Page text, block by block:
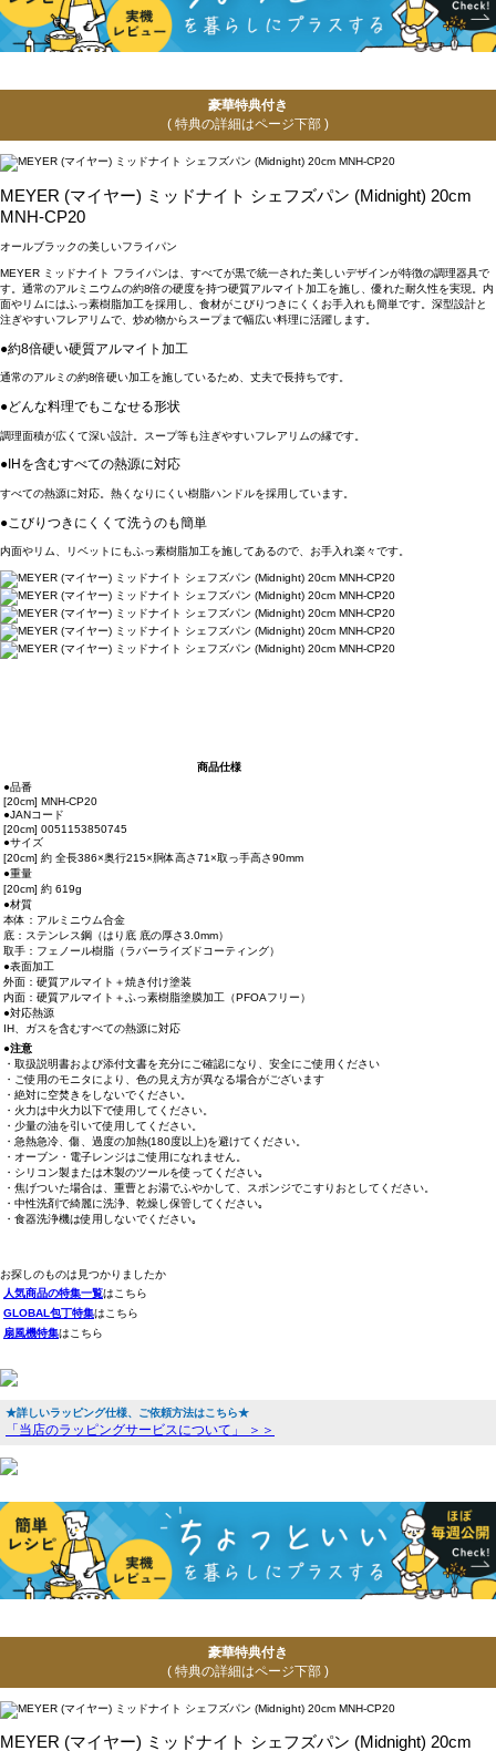
豪華特典付き
( 特典の詳細はページ下部 )
MEYER (マイヤー) ミッドナイト シェフズパン (Midnight) 20cm
MNH-CP20
オールブラックの美しいフライパン
MEYER ミッドナイト フライパンは、すべてが黒で統一された美しいデザインが特徴の調理器具で
す。通常のアルミニウムの約8倍の硬度を持つ硬質アルマイト加工を施し、優れた耐久性を実現。内
面やリムにはふっ素樹脂加工を採用し、食材がこびりつきにくくお手入れも簡単です。深型設計と
注ぎやすいフレアリムで、炒め物からスープまで幅広い料理に活躍します。
●約8倍硬い硬質アルマイト加工
通常のアルミの約8倍硬い加工を施しているため、丈夫で長持ちです。
●どんな料理でもこなせる形状
調理面積が広くて深い設計。スープ等も注ぎやすいフレアリムの縁です。
●IHを含むすべての熱源に対応
すべての熱源に対応。熱くなりにくい樹脂ハンドルを採用しています。
●こびりつきにくくて洗うのも簡単
内面やリム、リベットにもふっ素樹脂加工を施してあるので、お手入れ楽々です。
商品仕様
●品番
[20cm] MNH-CP20
●JANコード
[20cm] 0051153850745
●サイズ
[20cm] 約 全長386×奥行215×胴体高さ71×取っ手高さ90mm
●重量
[20cm] 約 619g
●材質
本体：アルミニウム合金
底：ステンレス鋼（はり底 底の厚さ3.0mm）
取手：フェノール樹脂（ラバーライズドコーティング）
●表面加工
外面：硬質アルマイト＋焼き付け塗装
内面：硬質アルマイト＋ふっ素樹脂塗膜加工（PFOAフリー）
●対応熱源
IH、ガスを含むすべての熱源に対応
●注意
・取扱説明書および添付文書を充分にご確認になり、安全にご使用ください
・ご使用のモニタにより、色の見え方が異なる場合がございます
・絶対に空焚きをしないでください。
・火力は中火力以下で使用してください。
・少量の油を引いて使用してください。
・急熱急冷、傷、過度の加熱(180度以上)を避けてください。
・オーブン・電子レンジはご使用になれません。
・シリコン製または木製のツールを使ってください｡
・焦げついた場合は、重曹とお湯でふやかして、スポンジでこすりおとしてください。
・中性洗剤で綺麗に洗浄、乾燥し保管してください｡
・食器洗浄機は使用しないでください｡
お探しのものは見つかりましたか
人気商品の特集一覧はこちら
GLOBAL包丁特集はこちら
扇風機特集はこちら
★詳しいラッピング仕様、ご依頼方法はこちら★
「当店のラッピングサービスについて」 ＞＞
豪華特典付き
( 特典の詳細はページ下部 )
MEYER (マイヤー) ミッドナイト シェフズパン (Midnight) 20cm